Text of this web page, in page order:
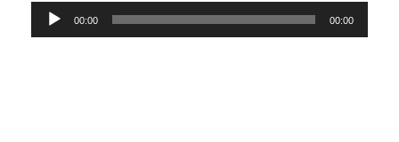
Audio
Player
00:00 00:00